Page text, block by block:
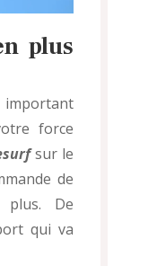
plus
important
force
sur le
de
De
qui va